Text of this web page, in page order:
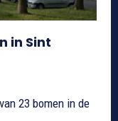
in Sint
23 bomen in de